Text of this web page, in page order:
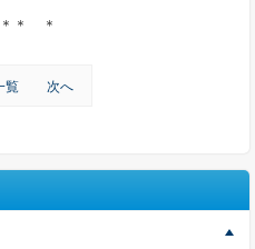
＊ ＊
覧 次へ